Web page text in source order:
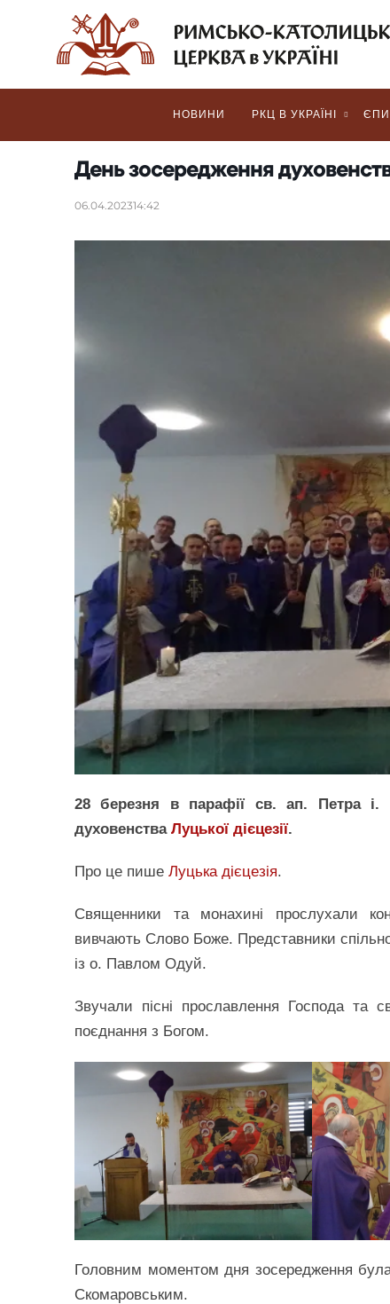
НОВИНИ РКЦ В УКРАЇНІ
День зосередження
06.04.202314:42
28 березня в парафії св. ап. Петра
духовенства Луцької дієцезії.
Про це пише Луцька дієцезія.
Священники та монахині прослухали
вивчають Слово Боже. Представники
із о. Павлом Одуй.
Звучали пісні прославлення Господа та
поєднання з Богом.
Головним моментом дня зосередження
Скомаровським.